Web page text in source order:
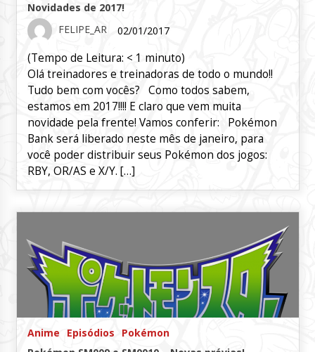
Novidades de 2017!
FELIPE_AR
02/01/2017
(Tempo de Leitura: < 1 minuto)
Olá treinadores e treinadoras de todo o mundo!!
Tudo bem com vocês? Como todos sabem,
estamos em 2017!!!! E claro que vem muita
novidade pela frente! Vamos conferir: Pokémon
Bank será liberado neste mês de janeiro, para
você poder distribuir seus Pokémon dos jogos:
RBY, OR/AS e X/Y. […]
Anime Episódios
Pokémon